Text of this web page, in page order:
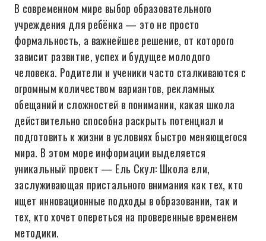
В современном мире выбор образовательного
учреждения для ребёнка — это не просто
формальность, а важнейшее решение, от которого
зависит развитие, успех и будущее молодого
человека. Родители и ученики часто сталкиваются с
огромным количеством вариантов, рекламных
обещаний и сложностей в понимании, какая школа
действительно способна раскрыть потенциал и
подготовить к жизни в условиях быстро меняющегося
мира. В этом море информации выделяется
уникальный проект — Ель Скул: Школа ели,
заслуживающая пристального внимания как тех, кто
ищет инновационные подходы в образовании, так и
тех, кто хочет опереться на проверенные временем
методики.